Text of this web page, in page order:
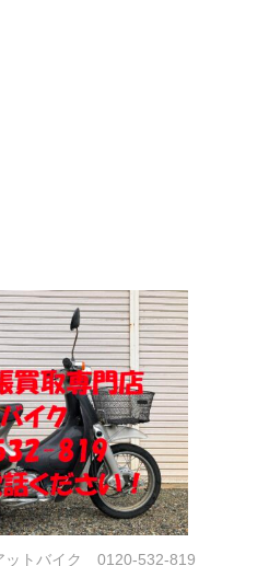
ットバイク 0120-532-819